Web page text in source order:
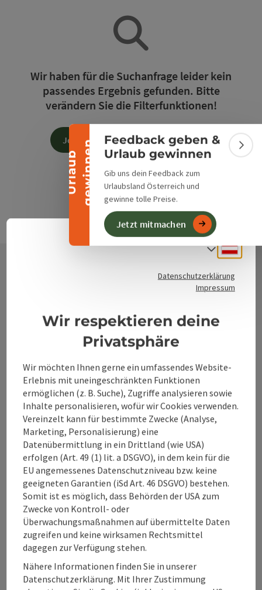
U
r
l
a
u
b
g
e
w
i
n
n
en
Banner einklappen
Feedback geben &
Urlaub gewinnen
Gib uns dein Feedback zum
Urlaubsland Österreich und
gewinne tolle Preise.
Jetzt mitmachen
Wir haben für die Suchanfrage leider kein
passendes Ergebnis gefunden. Bitte
verändern Sie die Filterfunktionen!
Jetzt alle Filter zurücksetzen
Alpenland Tourismus GmbH
Bahnhofstraße 2
4580 Windischgarsten
+43 50 360 360 360
info@360alpenland.com
InstagramFacebookYouTube
Kontaktformular
Datenschutzerklärung
Impressum
Wir respektieren deine
Privatsphäre
Wir möchten Ihnen gerne ein umfassendes Website-
Erlebnis mit uneingeschränkten Funktionen
ermöglichen (z. B. Suche), Zugriffe analysieren sowie
Inhalte personalisieren, wofür wir Cookies verwenden.
Vereinzelt kann für bestimmte Zwecke (Analyse,
Marketing, Personalisierung) eine
Datenübermittlung in ein Drittland (wie USA)
erfolgen (Art. 49 (1) lit. a DSGVO), in dem kein für die
EU angemessenes Datenschutzniveau bzw. keine
geeigneten Garantien (iSd Art. 46 DSGVO) bestehen.
Somit ist es möglich, dass Behörden der USA zum
Zwecke von Kontroll- oder
Überwachungsmaßnahmen auf übermittelte Daten
zugreifen und keine wirksamen Rechtsmittel
dagegen zur Verfügung stehen.
Nähere Informationen finden Sie in unserer
Datenschutzerklärung. Mit Ihrer Zustimmung